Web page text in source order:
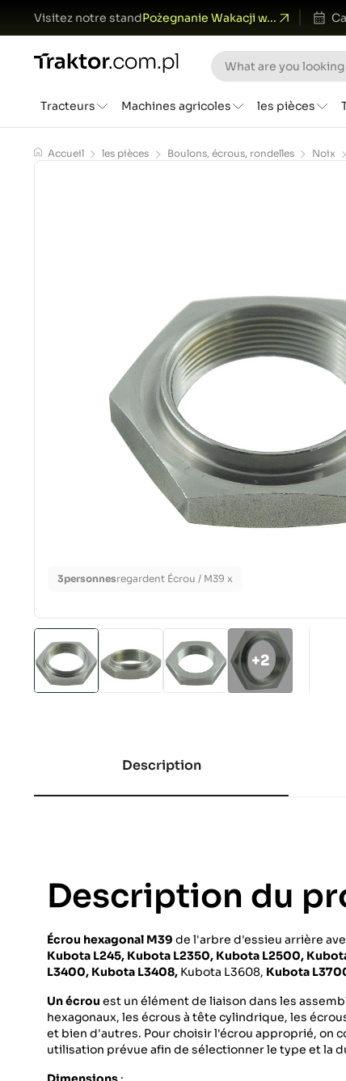
Visitez notre standPożegnanie Wakacji w...
Tracteurs Machines agricoles les pièces
Accueil les pièces Boulons, écrous, rondelles Noix
3personnesregardent Écrou / M39 x
+2
Description
Description du
Écrou hexagonal M39 de l'arbre d'essieu arrière
Kubota L245, Kubota L2350, Kubota L2500,
L3400, Kubota L3408, Kubota L3608, Kubota
Un écrou est un élément de liaison dans les
hexagonaux, les écrous à tête cylindrique, les
et bien d'autres. Pour choisir l'écrou approprié, on
utilisation prévue afin de sélectionner le type et la